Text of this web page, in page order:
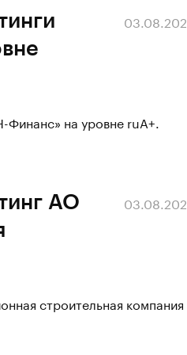
Финанс» на уровне ruА+.
АО
строительная компания